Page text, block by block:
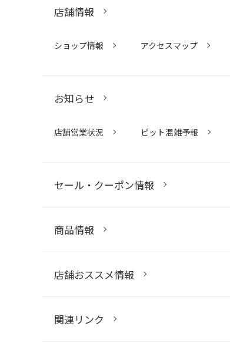
店舗情報
ショップ情報 アクセスマップ
お知らせ
店舗営業状況 ピット混雑予報
セール・クーポン情報
商品情報
店舗おススメ情報
関連リンク